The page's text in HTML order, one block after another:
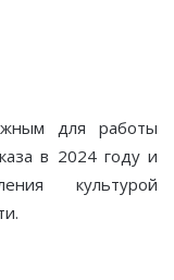
для работы
в 2024 году и
культурой